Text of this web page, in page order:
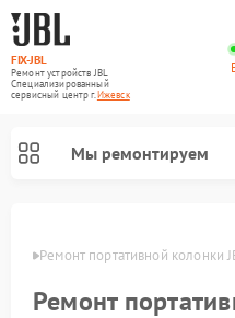
FIX-JBL
Ремонт устройств JBL
Специализированный
cервисный центр г.Ижевск
Мы ремонтируем
Ремонт портативной колонки
Ремонт